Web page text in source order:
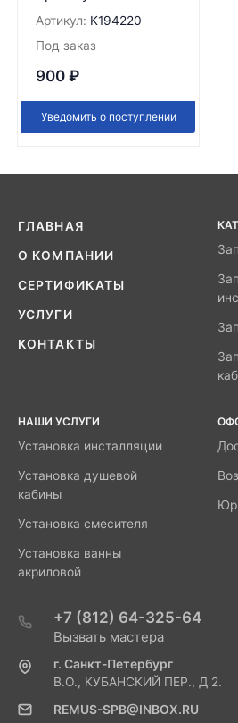
Артикул: K194220
Под заказ
900 ₽
Уведомить о поступлении
ГЛАВНАЯ
О КОМПАНИИ
СЕРТИФИКАТЫ
УСЛУГИ
КОНТАКТЫ
НАШИ УСЛУГИ
Установка инсталляции
Установка душевой
кабины
Установка смесителя
Установка ванны
акриловой
+7 (812) 64-325-64
Вызвать мастера
г. Санкт-Петербург
В.О., КУБАНСКИЙ ПЕР., Д 2.
REMUS-SPB@INBOX.RU